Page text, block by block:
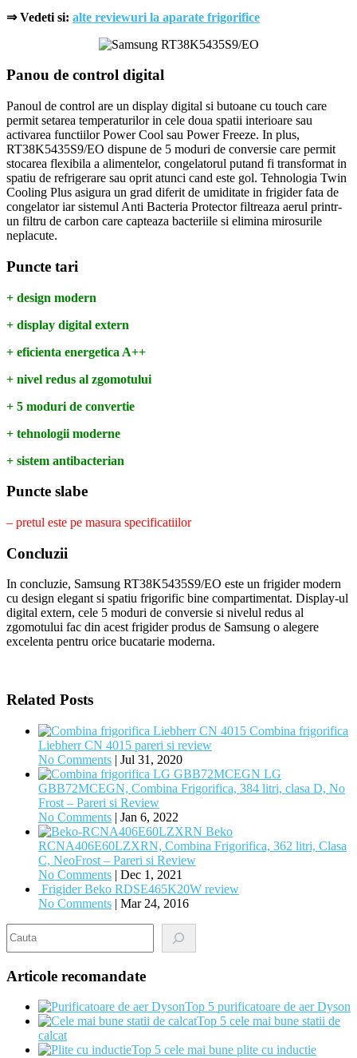
⇒ Vedeti si: alte reviewuri la aparate frigorifice
Panou de control digital
Panoul de control are un display digital si butoane cu touch care
permit setarea temperaturilor in cele doua spatii interioare sau
activarea functiilor Power Cool sau Power Freeze. In plus,
RT38K5435S9/EO dispune de 5 moduri de conversie care permit
stocarea flexibila a alimentelor, congelatorul putand fi transformat in
spatiu de refrigerare sau oprit atunci cand este gol. Tehnologia Twin
Cooling Plus asigura un grad diferit de umiditate in frigider fata de
congelator iar sistemul Anti Bacteria Protector filtreaza aerul printr-
un filtru de carbon care capteaza bacteriile si elimina mirosurile
neplacute.
Puncte tari
+ design modern
+ display digital extern
+ eficienta energetica A++
+ nivel redus al zgomotului
+ 5 moduri de convertie
+ tehnologii moderne
+ sistem antibacterian
Puncte slabe
– pretul este pe masura specificatiilor
Concluzii
In concluzie, Samsung RT38K5435S9/EO este un frigider modern
cu design elegant si spatiu frigorific bine compartimentat. Display-ul
digital extern, cele 5 moduri de conversie si nivelul redus al
zgomotului fac din acest frigider produs de Samsung o alegere
excelenta pentru orice bucatarie moderna.
Related Posts
Combina frigorifica
Liebherr CN 4015 pareri si review
No Comments | Jul 31, 2020
LG
GBB72MCEGN, Combina Frigorifica, 384 litri, clasa D, No
Frost – Pareri si Review
No Comments | Jan 6, 2022
Beko
RCNA406E60LZXRN, Combina Frigorifica, 362 litri, Clasa
C, NeoFrost – Pareri si Review
No Comments | Dec 1, 2021
Frigider Beko RDSE465K20W review
No Comments | Mar 24, 2016
Articole recomandate
Top 5 purificatoare de aer Dyson
Top 5 cele mai bune statii de
calcat
Top 5 cele mai bune plite cu inductie